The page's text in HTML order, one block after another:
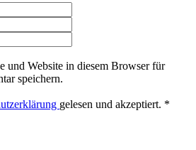
und Website in diesem Browser für
speichern.
gelesen und akzeptiert. *